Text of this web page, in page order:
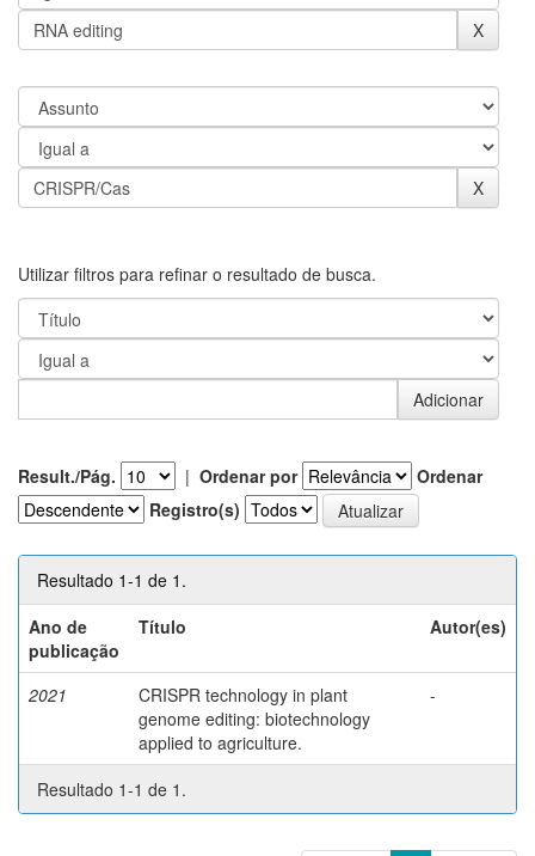
Utilizar filtros para refinar o resultado de busca.
Result./Pág. | Ordenar por
Ordenar
Registro(s)
Resultado 1-1 de 1.
Ano de
publicação
Título Autor(es)
2021
CRISPR technology in plant
genome editing: biotechnology
applied to agriculture.
-
Resultado 1-1 de 1.